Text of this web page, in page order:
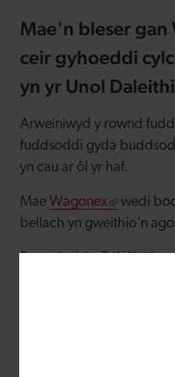
Mae'n bleser
ceir gyhoeddi
yn yr Unol
Arweiniwyd y rownd
fuddsoddi gyda
yn cau ar ôl yr haf.
Mae Wagonex
wedi
bellach yn gweithio'n
Dywedodd y Prif
byd-eang yn cynnig
“Rydym yn falch iawn